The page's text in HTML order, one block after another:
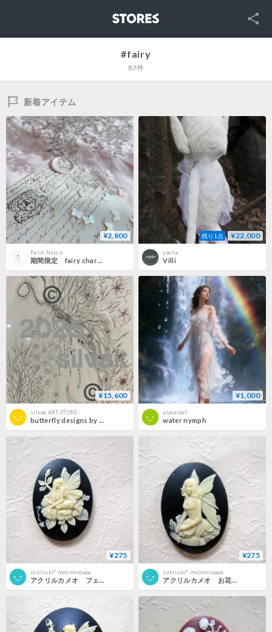
SNS
#fairy
87件
新着アイテム
¥2,800
Petit Necco
期間限定 fairy charm ✴︎10 +1pieces /1set
残り1点 ¥22,000
yarila
Villi
¥15,600
silvak ART STORE
butterfly designs by silvak Down Load
¥1,000
planetart
water nymph
¥275
sukisuki* moominpapa
アクリルカメオ フェアリーと薔薇 25×18 BKIV
¥275
sukisuki* moominpapa
アクリルカメオ お花とフェアーリ 25×18 BKIV